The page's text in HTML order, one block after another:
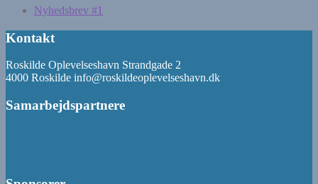
Nyhedsbrev #1
Kontakt
Roskilde Oplevelseshavn Strandgade 2
4000 Roskilde info@roskildeoplevelseshavn.dk
Samarbejdspartnere